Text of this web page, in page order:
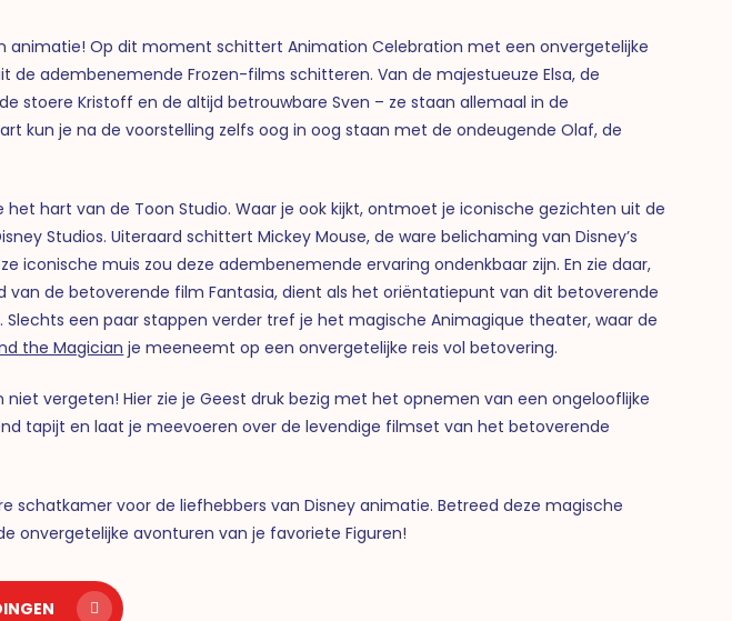
animatie! Op dit moment schittert Animation Celebration met een onvergetelijke
de adembenemende Frozen-films schitteren. Van de majestueuze Elsa, de
stoere Kristoff en de altijd betrouwbare Sven – ze staan allemaal in de
kun je na de voorstelling zelfs oog in oog staan met de ondeugende Olaf, de
het hart van de Toon Studio. Waar je ook kijkt, ontmoet je iconische gezichten uit de
Studios. Uiteraard schittert Mickey Mouse, de ware belichaming van Disney’s
iconische muis zou deze adembenemende ervaring ondenkbaar zijn. En zie daar,
van de betoverende film Fantasia, dient als het oriëntatiepunt van dit betoverende
Slechts een paar stappen verder tref je het magische Animagique theater, waar de
the Magician je meeneemt op een onvergetelijke reis vol betovering.
niet vergeten! Hier zie je Geest druk bezig met het opnemen van een ongelooflijke
tapijt en laat je meevoeren over de levendige filmset van het betoverende
schatkamer voor de liefhebbers van Disney animatie. Betreed deze magische
onvergetelijke avonturen van je favoriete Figuren!